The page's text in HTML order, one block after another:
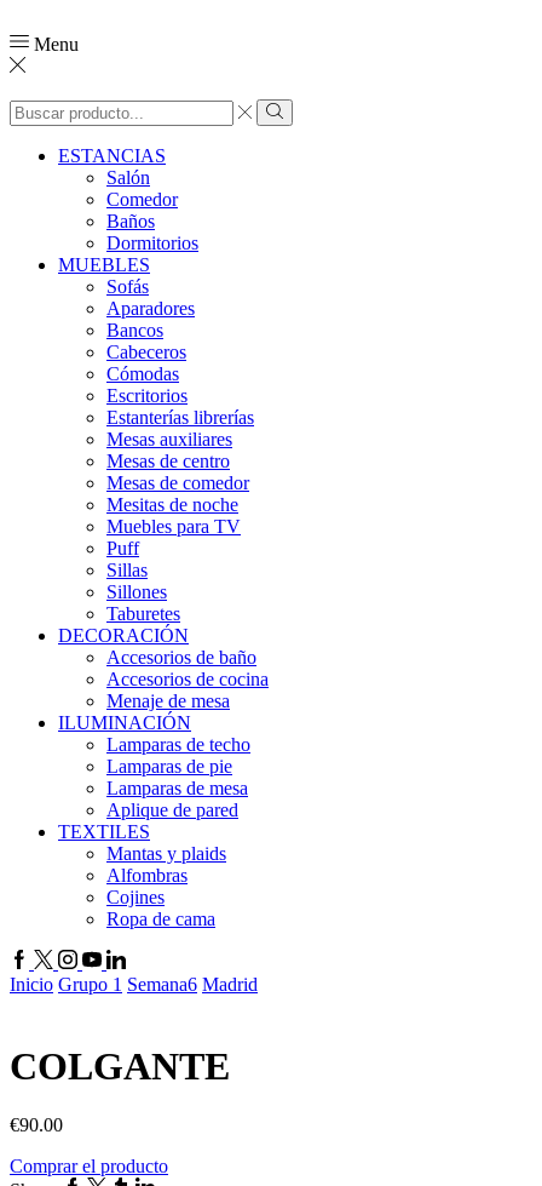
Menu
ESTANCIAS
Salón
Comedor
Baños
Dormitorios
MUEBLES
Sofás
Aparadores
Bancos
Cabeceros
Cómodas
Escritorios
Estanterías librerías
Mesas auxiliares
Mesas de centro
Mesas de comedor
Mesitas de noche
Muebles para TV
Puff
Sillas
Sillones
Taburetes
DECORACIÓN
Accesorios de baño
Accesorios de cocina
Menaje de mesa
ILUMINACIÓN
Lamparas de techo
Lamparas de pie
Lamparas de mesa
Aplique de pared
TEXTILES
Mantas y plaids
Alfombras
Cojines
Ropa de cama
Inicio Grupo 1 Semana6 Madrid
COLGANTE
€90.00
Comprar el producto